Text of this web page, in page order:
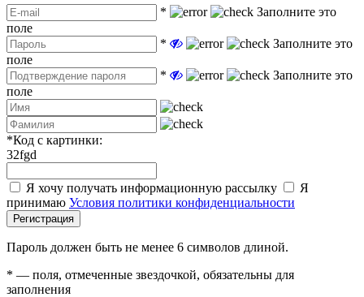
*
Заполните это
поле
*
Заполните это
поле
*
Заполните это
поле
*Код с картинки:
32fgd
Я хочу получать информационную рассылку
Я
принимаю Условия политики конфиденциальности
Регистрация
Пароль должен быть не менее 6 символов длиной.
* — поля, отмеченные звездочкой, обязательны для
заполнения